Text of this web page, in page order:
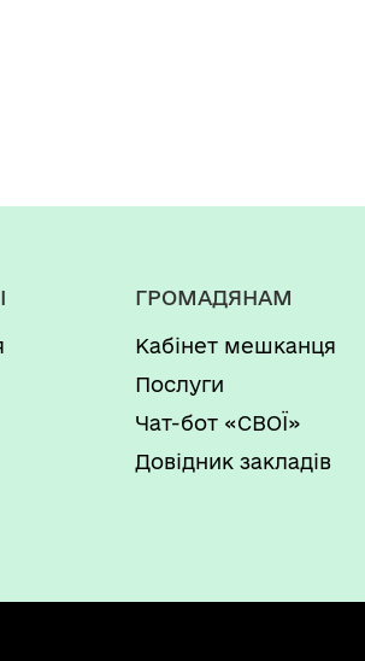
ГРОМАДЯНАМ
Кабінет мешканця
Послуги
Чат-бот «СВОЇ»
Довідник закладів